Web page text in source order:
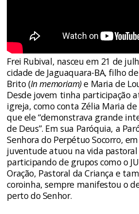
Frei Rubival, nasceu em 21 de
cidade de Jaguaquara-BA, filho
Brito (In memoriam)e Maria de
Desde jovem tinha participação
igreja, como conta Zélia Maria
que ele “demonstrava grande
de Deus”. Em sua Paróquia, a
Senhora do Perpétuo Socorro,
juventude atuou na vida
participando de grupos como o
Oração, Pastoral da Criança e
coroinha, sempre manifestou o
perto do Senhor.